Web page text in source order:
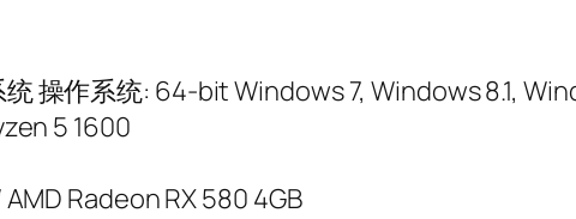
操作系统: 64-bit Windows 7, Windows 8.1,
5 1600
Radeon RX 580 4GB